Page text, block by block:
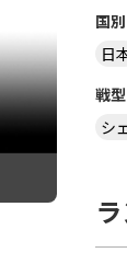
国別
日
戦型
シ